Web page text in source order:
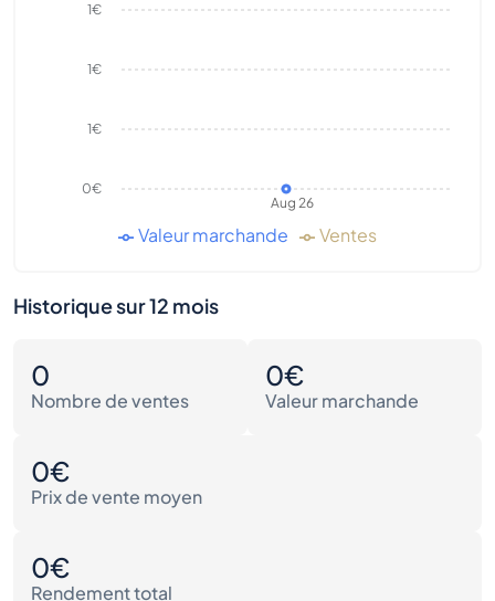
Aug 26
0€
1€
1€
1€
Valeur marchande Ventes
Historique sur 12 mois
0
Nombre de ventes
0€
Valeur marchande
0€
Prix de vente moyen
0€
Rendement total